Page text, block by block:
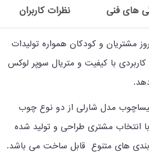
های فنی نظرات کاربران
مشتریان و کودکان همواره تولیدات
با کیفیت و متریال سوپر لوکس
مدل شارلی از دو نوع چوب
انتخاب مشتری طراحی و تولید شده
های متنوع قابل ساخت می باشد.